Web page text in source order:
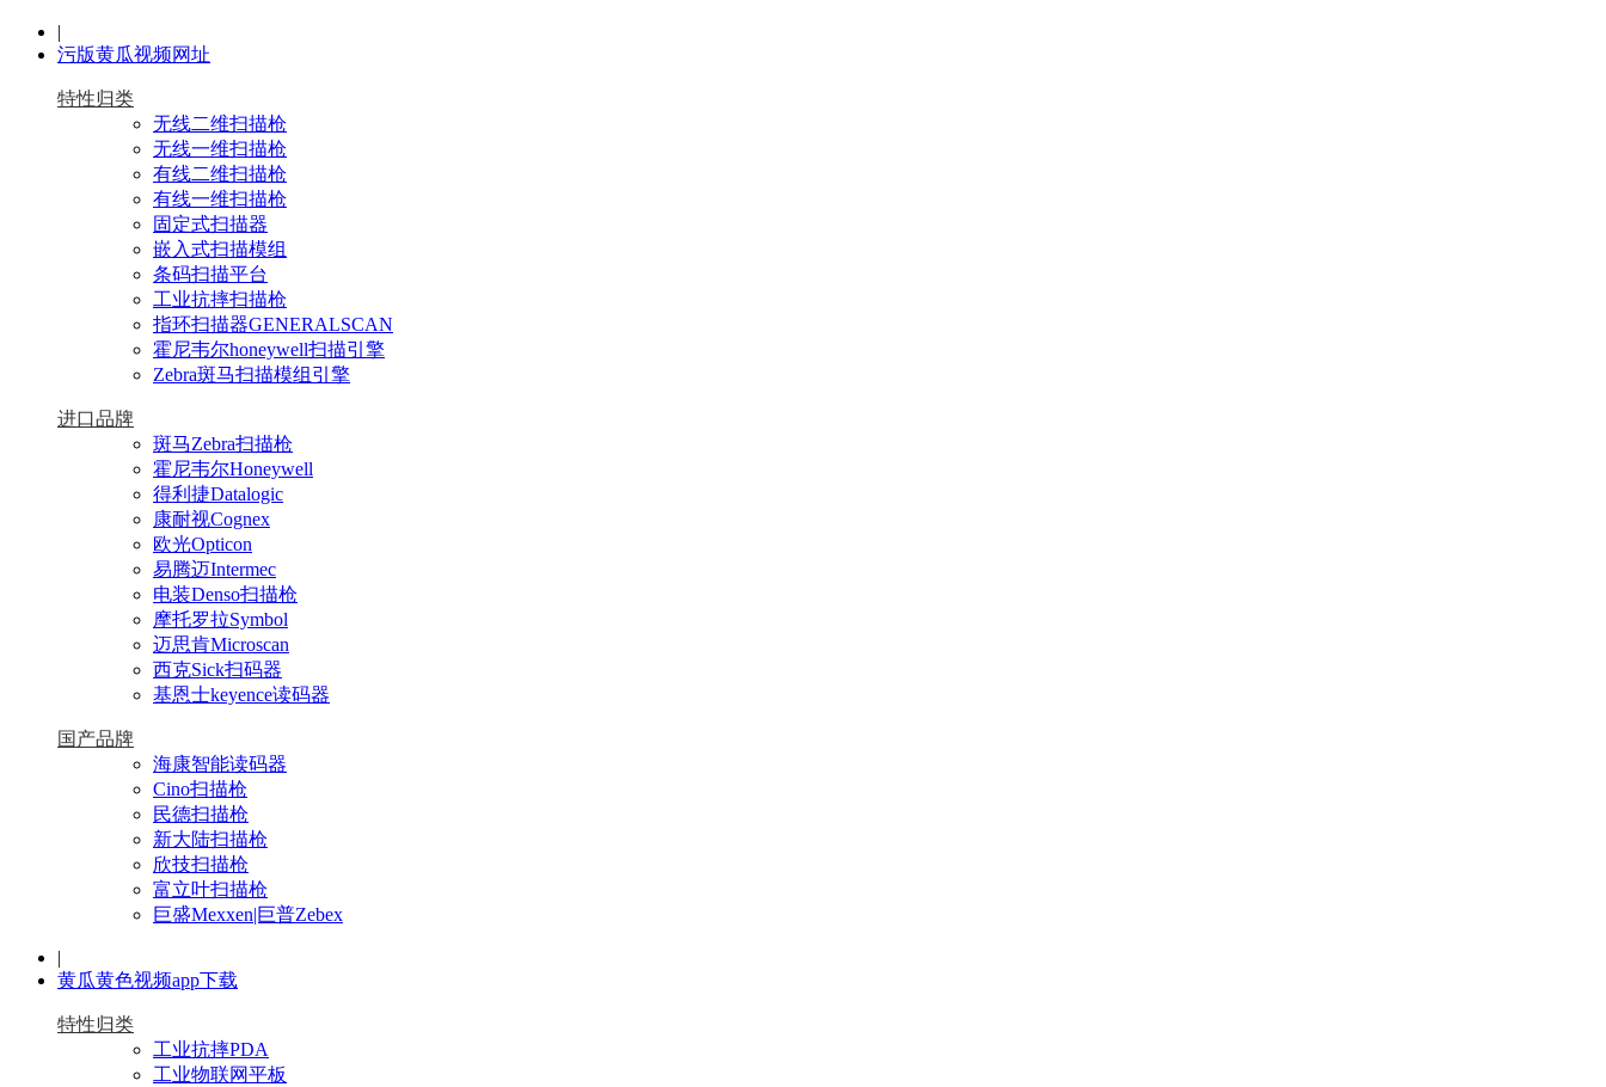
|
污版黄瓜视频网址
特性归类
无线二维扫描枪
无线一维扫描枪
有线二维扫描枪
有线一维扫描枪
固定式扫描器
嵌入式扫描模组
条码扫描平台
工业抗摔扫描枪
指环扫描器GENERALSCAN
霍尼韦尔honeywell扫描引擎
Zebra斑马扫描模组引擎
进口品牌
斑马Zebra扫描枪
霍尼韦尔Honeywell
得利捷Datalogic
康耐视Cognex
欧光Opticon
易腾迈Intermec
电装Denso扫描枪
摩托罗拉Symbol
迈思肯Microscan
西克Sick扫码器
基恩士keyence读码器
国产品牌
海康智能读码器
Cino扫描枪
民德扫描枪
新大陆扫描枪
欣技扫描枪
富立叶扫描枪
巨盛Mexxen|巨普Zebex
|
黄瓜黄色视频app下载
特性归类
工业抗摔PDA
工业物联网平板